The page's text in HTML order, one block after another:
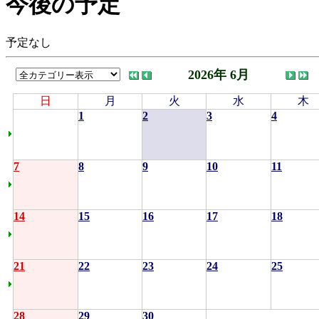
予定なし
2026年 6月
日 月 火 水 木
1
2 3 4
7 8 9 10 11
14 15 16 17 18
21 22 23 24 25
28 29 30